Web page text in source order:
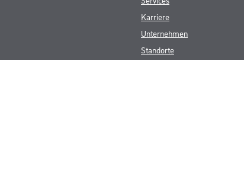
Karriere
Unternehmen
Standorte